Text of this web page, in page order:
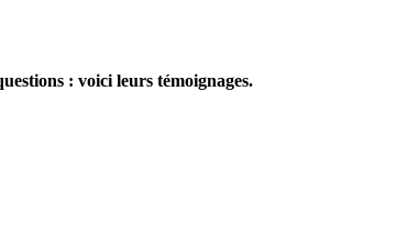
: voici leurs témoignages.